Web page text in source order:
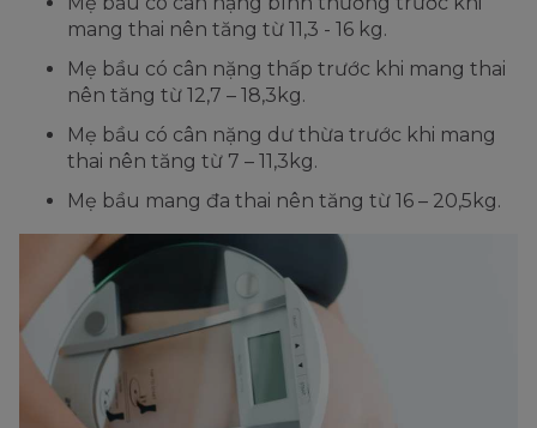
mang thai nên tăng từ 11,3 - 16 kg.
Mẹ bầu có cân nặng thấp trước khi mang thai
nên tăng từ 12,7 – 18,3kg.
Mẹ bầu có cân nặng dư thừa trước khi mang
thai nên tăng từ 7 – 11,3kg.
Mẹ bầu mang đa thai nên tăng từ 16 – 20,5kg.